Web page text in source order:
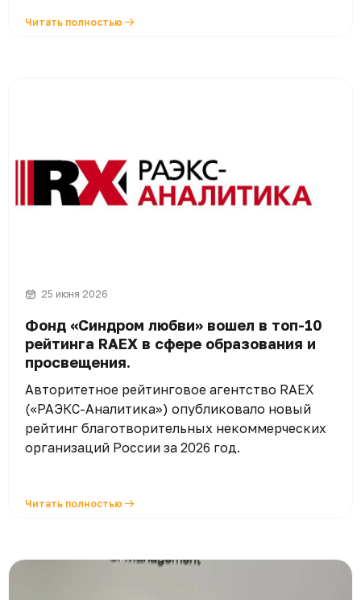
Читать полностью
25 июня 2026
Фонд «Синдром любви» вошел в топ-10
рейтинга RAEX в сфере образования и
просвещения.
Авторитетное рейтинговое агентство RAEX
(«РАЭКС-Аналитика») опубликовало новый
рейтинг благотворительных некоммерческих
организаций России за 2026 год.
Читать полностью